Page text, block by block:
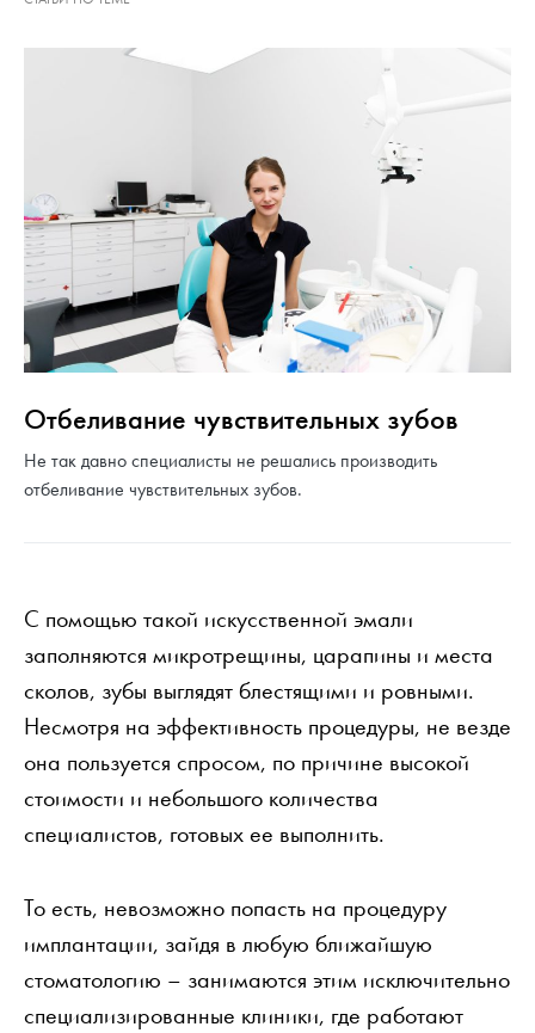
Отбеливание чувствительных зубов
Не так давно специалисты не решались производить
отбеливание чувствительных зубов.
С помощью такой искусственной эмали
заполняются микротрещины, царапины и места
сколов, зубы выглядят блестящими и ровными.
Несмотря на эффективность процедуры, не везде
она пользуется спросом, по причине высокой
стоимости и небольшого количества
специалистов, готовых ее выполнить.
То есть, невозможно попасть на процедуру
имплантации, зайдя в любую ближайшую
стоматологию – занимаются этим исключительно
специализированные клиники, где работают